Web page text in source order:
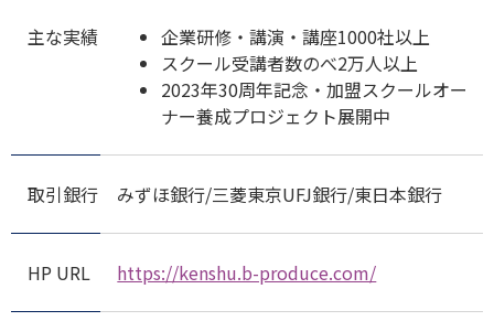
主な実績
企業研修・講演・講座1000社以上
スクール受講者数のべ2万人以上
2023年30周年記念・加盟スクールオー
ナー養成プロジェクト展開中
取引銀行 みずほ銀行/三菱東京UFJ銀行/東日本銀行
HP URL https://kenshu.b-produce.com/